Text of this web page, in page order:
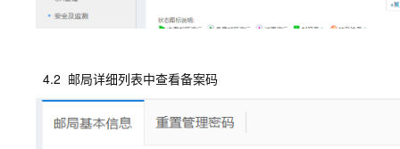
4.2 邮局详细列表中查看备案码